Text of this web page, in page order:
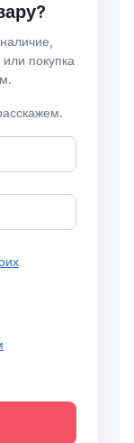
покупка